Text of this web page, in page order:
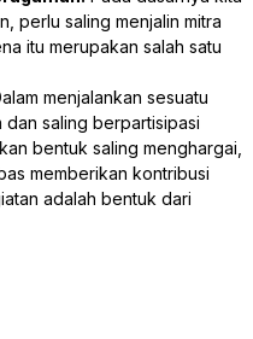
perlu saling menjalin mitra
itu merupakan salah satu
menjalankan sesuatu
saling berpartisipasi
bentuk saling menghargai,
memberikan kontribusi
adalah bentuk dari